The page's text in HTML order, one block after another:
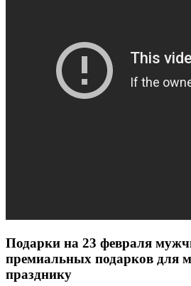
Подарки на 23 февраля
премиальных подарков для
празднику